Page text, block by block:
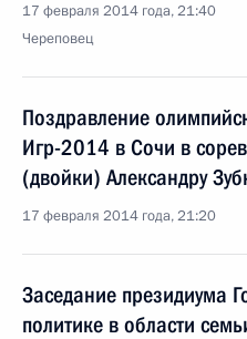
17 февраля 2014 года, 21:40
Череповец
Поздравление
Игр-2014 в Сочи в
(двойки) Александру
17 февраля 2014 года, 21:20
Заседание президиума
политике в области